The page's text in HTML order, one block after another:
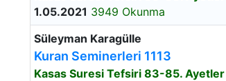
1.05.2021 3949 Okunma
Süleyman Karagülle
Kuran Seminerleri 1113
Kasas Suresi Tefsiri 83-85. Ayetler